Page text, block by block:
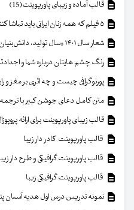
قالب آماده و زیبای پاورپوینت(15)
شعار سال ۱۴۰۱ «سال تولید، دانش‌بنیان و اشتغال‌آفرین»
رنگ چشم هایتان درباره شما و
پورنوگرافی چیست و چه اثری بر مغز و
متن کامل دعای جوشن کبیر با ترجمه
قالب زیبای پاورپوینت برای ارائه
قالب پاورپوینت کادر دار زیبا
قالب پاورپوینت گرافیکی و طرح دار
قالب پاورپوینت گرافیکی زیبا
نمونه تدریس درس اول هدیه آسمان